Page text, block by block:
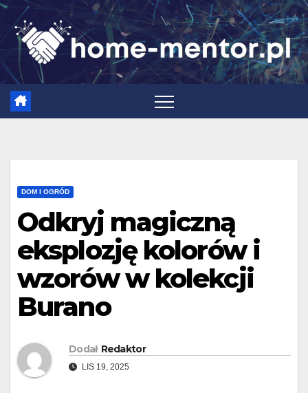
Skip
content
DOM I OGRÓD
Odkryj magiczną
eksplozję kolorów i
wzorów w kolekcji
Burano
Dodał Redaktor
LIS 19, 2025